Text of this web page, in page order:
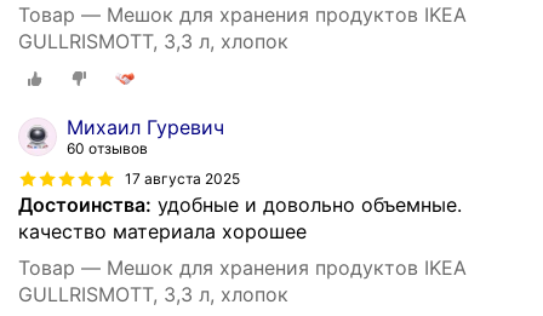
Товар — Мешок для хранения продуктов IKEA
GULLRISMOTT, 3,3 л, хлопок
Михаил Гуревич
60 отзывов
17 августа 2025
Достоинства: удобные и довольно объемные.
качество материала хорошее
Товар — Мешок для хранения продуктов IKEA
GULLRISMOTT, 3,3 л, хлопок